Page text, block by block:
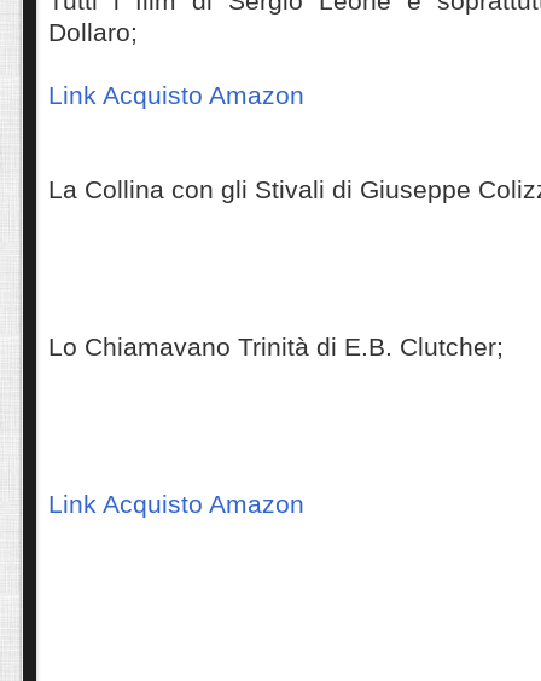
Dollaro;
Link Acquisto Amazon
La Collina con gli Stivali di Giuseppe
Lo Chiamavano Trinità di E.B. Clutcher;
Link Acquisto Amazon